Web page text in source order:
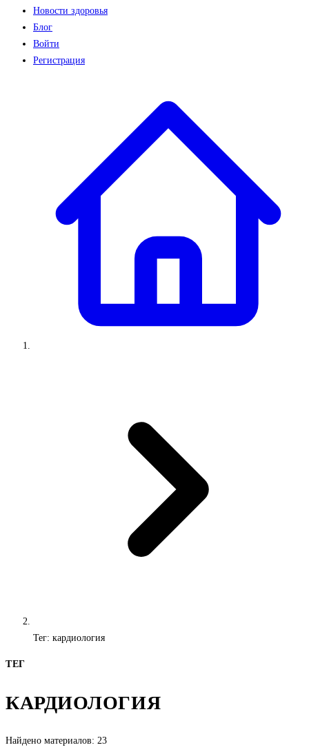
Новости здоровья
Блог
Войти
Регистрация
Тег: кардиология
ТЕГ
КАРДИОЛОГИЯ
Найдено материалов: 23